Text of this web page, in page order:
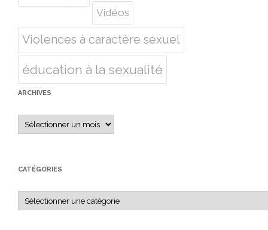
Vidéos
Violences à caractère sexuel
éducation à la sexualité
ARCHIVES
Archives
CATÉGORIES
Catégories